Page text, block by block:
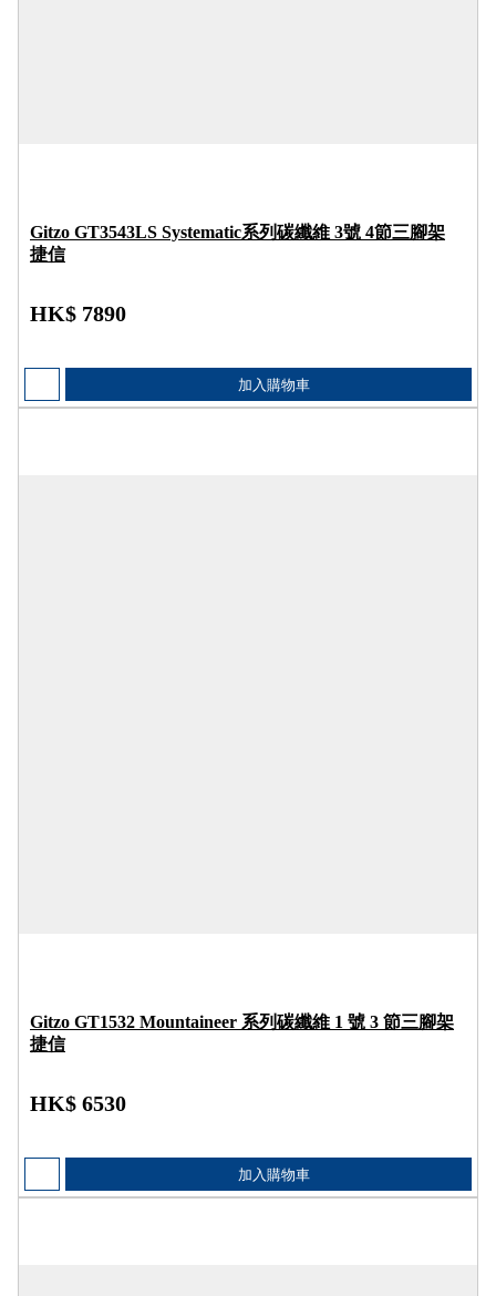
Gitzo GT3543LS Systematic系列碳纖維 3號 4節三腳架
捷信
HK$ 7890
加入購物車
Gitzo GT1532 Mountaineer 系列碳纖維 1 號 3 節三腳架
捷信
HK$ 6530
加入購物車